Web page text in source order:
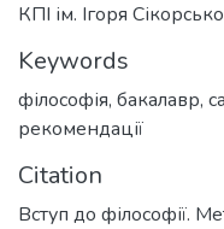
КПІ ім. Ігоря
Keywords
філософія, бакалавр,
рекомендації
Citation
Вступ до філософії.